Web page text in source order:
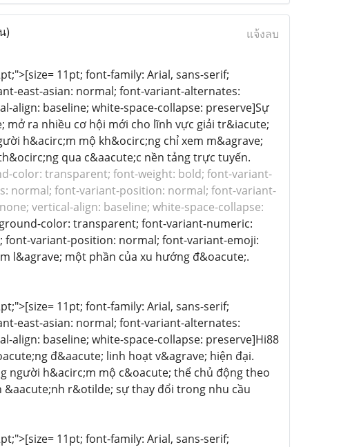
) แจ้งลบ
11pt; font-family: Arial, sans-serif;
east-asian: normal; font-variant-alternates:
baseline; white-space-collapse: preserve]Sự
ra nhiều cơ hội mới cho lĩnh vực giải tr&iacute;
h&acirc;m mộ kh&ocirc;ng chỉ xem m&agrave;
qua c&aacute;c nền tảng trực tuyến.
color: transparent; font-weight: bold; font-variant-
normal; font-variant-position: normal; font-variant-
vertical-align: baseline; white-space-collapse:
color: transparent; font-variant-numeric:
variant-position: normal; font-variant-emoji:
l&agrave; một phần của xu hướng đ&oacute;.
11pt; font-family: Arial, sans-serif;
east-asian: normal; font-variant-alternates:
baseline; white-space-collapse: preserve]Hi88
đ&aacute; linh hoạt v&agrave; hiện đại.
người h&acirc;m mộ c&oacute; thể chủ động theo
r&otilde; sự thay đổi trong nhu cầu
11pt; font-family: Arial, sans-serif;